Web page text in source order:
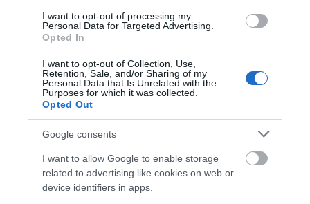
I want to opt-out of processing my
Personal Data for Targeted Advertising.
Opted In
I want to opt-out of Collection, Use,
Retention, Sale, and/or Sharing of my
Personal Data that Is Unrelated with the
Purposes for which it was collected.
Opted Out
Google consents
I want to allow Google to enable storage
related to advertising like cookies on web or
device identifiers in apps.
Διαβάστε όλες τιςτελευταίες ειδήσεις για την
Ελλάδακαι τον
TAGS: ΕΙΔΗΣΕΙΣ ΕΥΒΟΙΑ ΕΥΒΟΙΑ
ΠΡΟ ΦΩΤΩΝ ΧΑΛΚΙΔΑ
Σοβαρή καταγγελία στη Χαλκίδα:
των ΚΤΕΛ – Τι συνέβη